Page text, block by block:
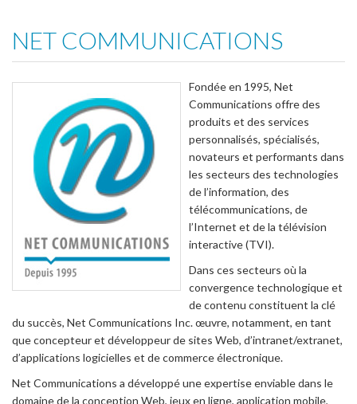
Livraison avec Postes Canada, UPS ou votre
Lire plus
NET COMMUNICATIONS
Fondée en 1995, Net
Communications offre des
produits et des services
personnalisés, spécialisés,
novateurs et performants dans
les secteurs des technologies
de l’information, des
télécommunications, de
l’Internet et de la télévision
interactive (TVI).
Dans ces secteurs où la
convergence technologique et
de contenu constituent la clé
du succès, Net Communications Inc. œuvre, notamment, en tant
que concepteur et développeur de sites Web, d’intranet/extranet,
d’applications logicielles et de commerce électronique.
Net Communications a développé une expertise enviable dans le
domaine de la conception Web, jeux en ligne, application mobile,